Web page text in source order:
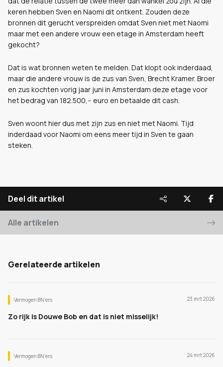
keren hebben Sven en Naomi dit ontkent. Zouden deze
bronnen dit gerucht verspreiden omdat Sven niet met Naomi
maar met een andere vrouw een etage in Amsterdam heeft
gekocht?
Dat is wat bronnen weten te melden. Dat klopt ook inderdaad,
maar die andere vrouw is de zus van Sven, Brecht Kramer. Broer
en zus kochten vorig jaar juni in Amsterdam deze etage voor
het bedrag van 182.500,-- euro en betaalde dit cash.
Sven woont hier dus met zijn zus en niet met Naomi. Tijd
inderdaad voor Naomi om eens meer tijd in Sven te gaan
steken.
Deel dit artikel
Alle artikelen
Gerelateerde artikelen
Vermogen BN’ers 23 mrt 2026
Zo rijk is Douwe Bob en dat is niet misselijk!
Vermogen BN’ers 24 mrt 2026